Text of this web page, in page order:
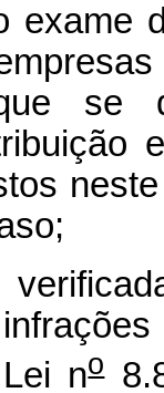
exame
se
no